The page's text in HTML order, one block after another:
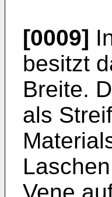
[0009]
besitzt
Breite.
als